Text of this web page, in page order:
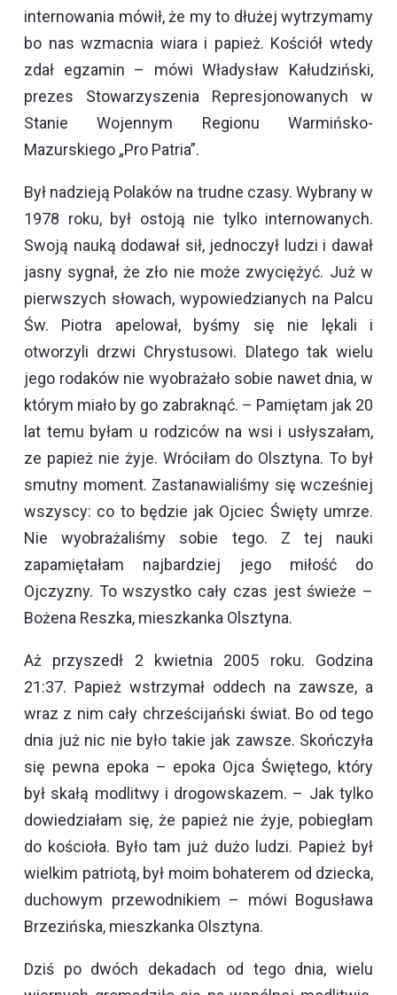
internowania mówił, że my to dłużej wytrzymamy
bo nas wzmacnia wiara i papież. Kościół wtedy
zdał egzamin – mówi Władysław Kałudziński,
prezes Stowarzyszenia Represjonowanych w
Stanie Wojennym Regionu Warmińsko-
Mazurskiego „Pro Patria”.
Był nadzieją Polaków na trudne czasy. Wybrany w
1978 roku, był ostoją nie tylko internowanych.
Swoją nauką dodawał sił, jednoczył ludzi i dawał
jasny sygnał, że zło nie może zwyciężyć. Już w
pierwszych słowach, wypowiedzianych na Palcu
Św. Piotra apelował, byśmy się nie lękali i
otworzyli drzwi Chrystusowi. Dlatego tak wielu
jego rodaków nie wyobrażało sobie nawet dnia, w
którym miało by go zabraknąć. – Pamiętam jak 20
lat temu byłam u rodziców na wsi i usłyszałam,
ze papież nie żyje. Wróciłam do Olsztyna. To był
smutny moment. Zastanawialiśmy się wcześniej
wszyscy: co to będzie jak Ojciec Święty umrze.
Nie wyobrażaliśmy sobie tego. Z tej nauki
zapamiętałam najbardziej jego miłość do
Ojczyzny. To wszystko cały czas jest świeże –
Bożena Reszka, mieszkanka Olsztyna.
Aż przyszedł 2 kwietnia 2005 roku. Godzina
21:37. Papież wstrzymał oddech na zawsze, a
wraz z nim cały chrześcijański świat. Bo od tego
dnia już nic nie było takie jak zawsze. Skończyła
się pewna epoka – epoka Ojca Świętego, który
był skałą modlitwy i drogowskazem. – Jak tylko
dowiedziałam się, że papież nie żyje, pobiegłam
do kościoła. Było tam już dużo ludzi. Papież był
wielkim patriotą, był moim bohaterem od dziecka,
duchowym przewodnikiem – mówi Bogusława
Brzezińska, mieszkanka Olsztyna.
Dziś po dwóch dekadach od tego dnia, wielu